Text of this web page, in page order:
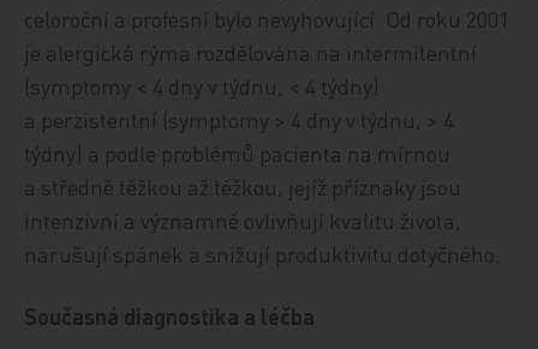
celoroční a profesní bylo nevyhovující. Od roku 2001
je alergická rýma rozdělována na intermitentní
(symptomy < 4 dny v týdnu, < 4 týdny)
a perzistentní (symptomy > 4 dny v týdnu, > 4
týdny) a podle problémů pacienta na mírnou
a středně těžkou až těžkou, jejíž příznaky jsou
intenzivní a významně ovlivňují kvalitu života,
narušují spánek a snižují produktivitu dotyčného.
Současná diagnostika a léčba